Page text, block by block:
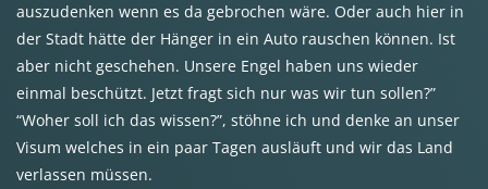
auszudenken wenn es da gebrochen wäre. Oder auch hier in
der Stadt hätte der Hänger in ein Auto rauschen können. Ist
aber nicht geschehen. Unsere Engel haben uns wieder
einmal beschützt. Jetzt fragt sich nur was wir tun sollen?”
“Woher soll ich das wissen?”, stöhne ich und denke an unser
Visum welches in ein paar Tagen ausläuft und wir das Land
verlassen müssen.